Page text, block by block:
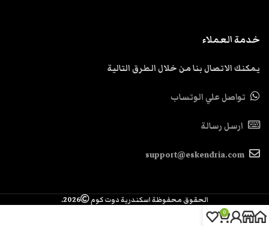
خدمة العملاء
يمكنك الاتصال بنا من خلال الطرق التالية
تواصل علي الوتساب
ارسل رسالة
support@eskendria.com
الحقوق محفوظة اسكندرية دوت كوم 2026.
0